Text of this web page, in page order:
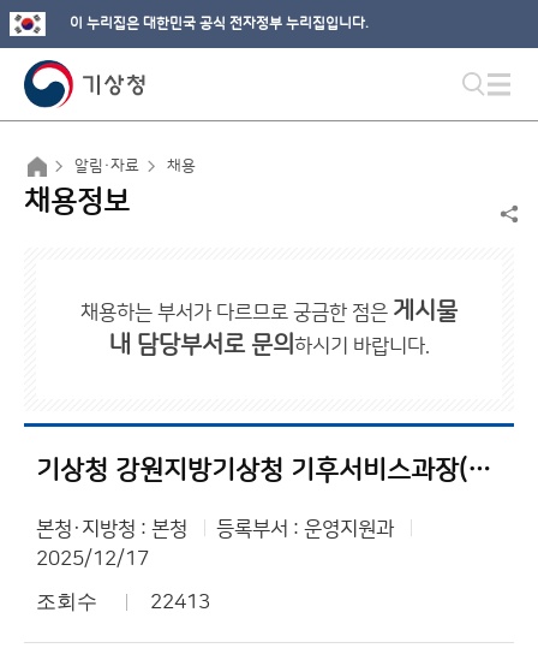
이 누리집은 대한민국 공식 전자정부 누리집입니다.
알림·자료 채용
채용정보
채용하는 부서가 다르므로 궁금한 점은 게시물
내 담당부서로 문의 하시기 바랍니다.
기상청 강원지방기상청 기후서비스과장(공모 직위) 공개모집(연장)
본청·지방청 : 본청
등록부서 : 운영지원과
2025/12/17
조회수 22413